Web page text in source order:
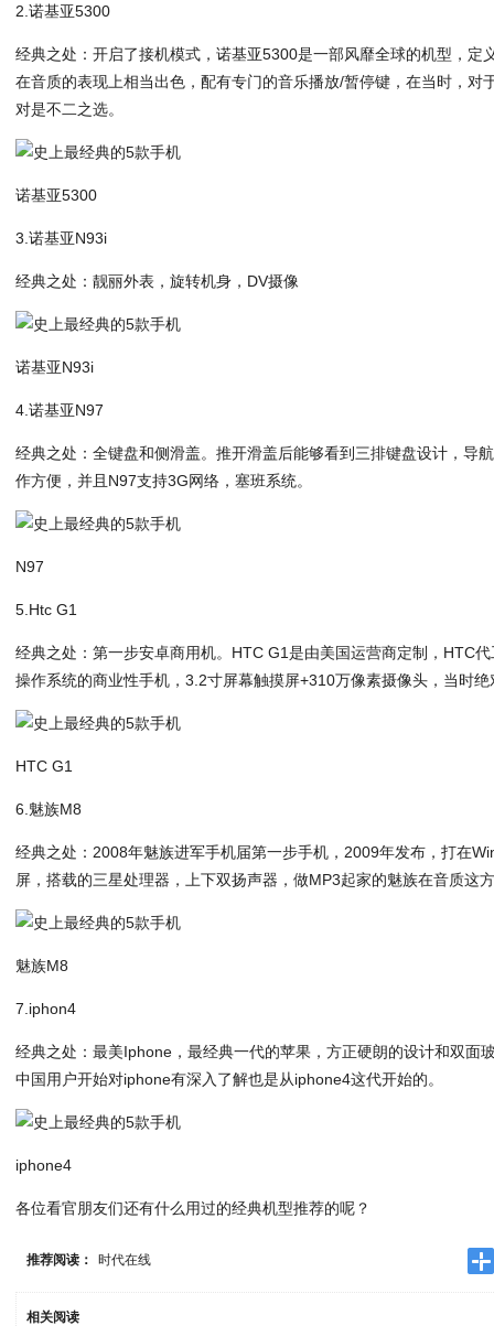
2.诺基亚5300
经典之处：开启了接机模式，诺基亚5300是一部风靡全球的机型，定
在音质的表现上相当出色，配有专门的音乐播放/暂停键，在当时，对
对是不二之选。
诺基亚5300
3.诺基亚N93i
经典之处：靓丽外表，旋转机身，DV摄像
诺基亚N93i
4.诺基亚N97
经典之处：全键盘和侧滑盖。推开滑盖后能够看到三排键盘设计，导
作方便，并且N97支持3G网络，塞班系统。
N97
5.Htc G1
经典之处：第一步安卓商用机。HTC G1是由美国运营商定制，HTC
操作系统的商业性手机，3.2寸屏幕触摸屏+310万像素摄像头，当时
HTC G1
6.魅族M8
经典之处：2008年魅族进军手机届第一步手机，2009年发布，打在
屏，搭载的三星处理器，上下双扬声器，做MP3起家的魅族在音质这
魅族M8
7.iphon4
经典之处：最美Iphone，最经典一代的苹果，方正硬朗的设计和双面
中国用户开始对iphone有深入了解也是从iphone4这代开始的。
iphone4
各位看官朋友们还有什么用过的经典机型推荐的呢？
推荐阅读： 时代在线
相关阅读